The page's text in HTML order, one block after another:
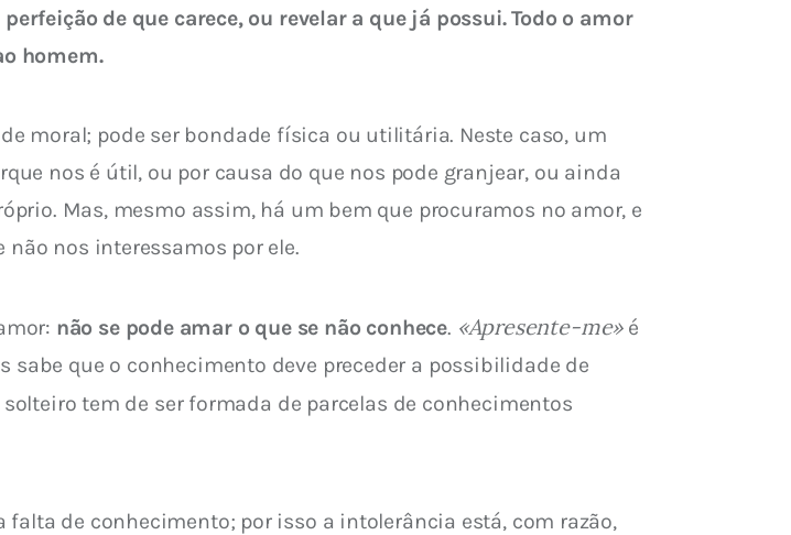
de que carece, ou revelar a que já possui. Todo o amor
homem.
moral; pode ser bondade física ou utilitária. Neste caso, um
nos é útil, ou por causa do que nos pode granjear, ou ainda
Mas, mesmo assim, há um bem que procuramos no amor, e
nos interessamos por ele.
não se pode amar o que se não conhece. «Apresente-me» é
que o conhecimento deve preceder a possibilidade de
tem de ser formada de parcelas de conhecimentos
de conhecimento; por isso a intolerância está, com razão,